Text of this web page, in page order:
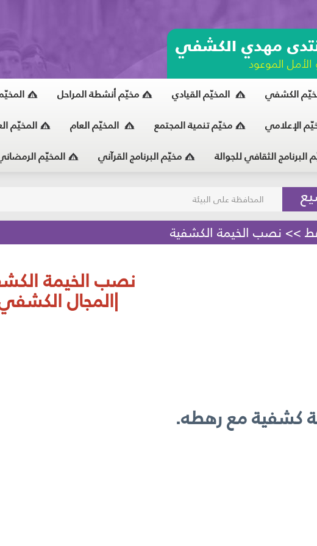
مهدي الكشفي
الأمل الموعود
الكشفي المخيّم القيادي مخيّم أنشطة المراحل
الإعلامي مخيّم تنمية المجتمع المخيّم العام المخيّم
البرنامج الثقافي للجوالة مخيّم البرنامج القرآني المخيّم مسابقة الركب الحسينيّ
المحافظة على البيئة
>> نصب الخيمة الكشفية
نصب الخيمة
|المجال
كشفية مع رهطه.